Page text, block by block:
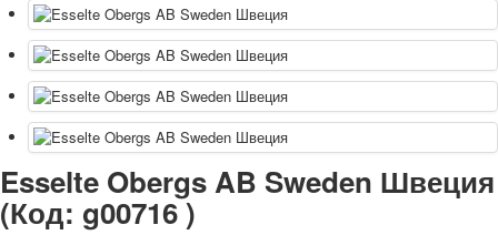
1 сентября школа
Приглашение
Новости
Новости карточных колод
Новости открыток
О сайте
Наше видео
доставка
Esselte Obergs AB Sweden Швеция
(Код: g00716)